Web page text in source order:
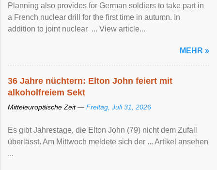
Planning also provides for German soldiers to take part in
a French nuclear drill for the first time in autumn. In
addition to joint nuclear ... View article...
MEHR »
36 Jahre nüchtern: Elton John feiert mit
alkoholfreiem Sekt
Mitteleuropäische Zeit — Freitag, Juli 31, 2026
Es gibt Jahrestage, die Elton John (79) nicht dem Zufall
überlässt. Am Mittwoch meldete sich der ... Artikel ansehen
...